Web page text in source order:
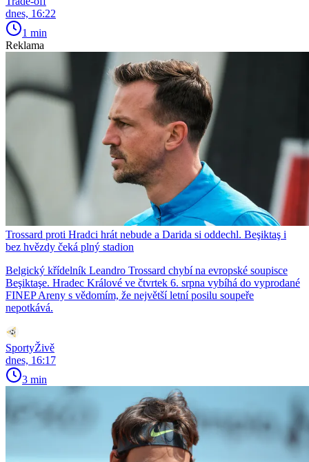
dnes, 16:22
1 min
Reklama
Trossard proti Hradci hrát nebude a Darida si oddechl. Beşiktaş i
bez hvězdy čeká plný stadion
Belgický křídelník Leandro Trossard chybí na evropské soupisce
Beşiktaşe. Hradec Králové ve čtvrtek 6. srpna vybíhá do vyprodané
FINEP Areny s vědomím, že největší letní posilu soupeře
nepotkává.
SportyŽivě
dnes, 16:17
3 min